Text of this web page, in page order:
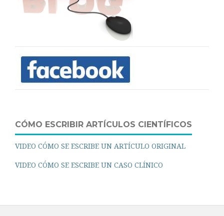
CÓMO ESCRIBIR ARTÍCULOS CIENTÍFICOS
VIDEO CÓMO SE ESCRIBE UN ARTÍCULO ORIGINAL
VIDEO CÓMO SE ESCRIBE UN CASO CLÍNICO